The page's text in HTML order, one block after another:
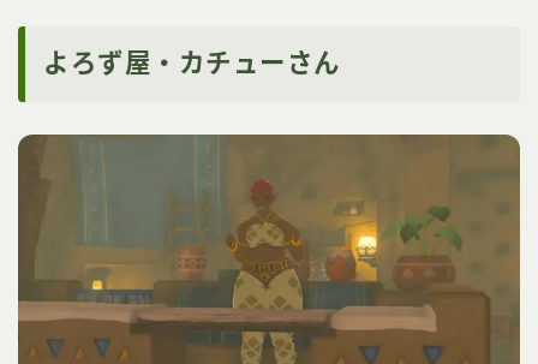
よろず屋・カチューさん